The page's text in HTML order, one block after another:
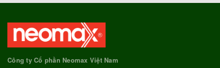
Công ty Cổ phần Neomax Việt Nam